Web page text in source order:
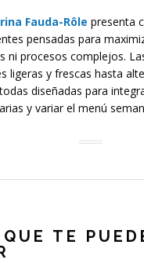
Fauda-Rôle presenta
pensadas para
ni procesos complejos.
ligeras y frescas hasta
diseñadas para
y variar el menú
TE